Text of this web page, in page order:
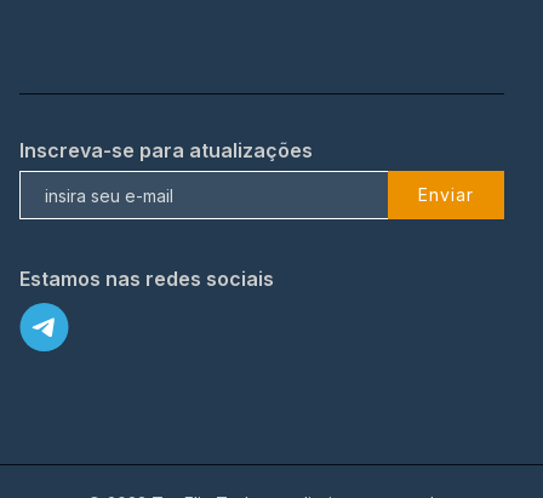
Inscreva-se para atualizações
Enviar
Estamos nas redes sociais